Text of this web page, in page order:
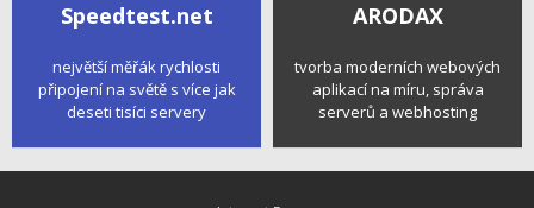
Speedtest.net
největší měřák rychlosti
připojení na světě s více jak
deseti tisíci servery
ARODAX
tvorba moderních webových
aplikací na míru, správa
serverů a webhosting